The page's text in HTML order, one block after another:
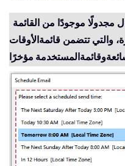
مجدولًا موجودًا من القائمة
والتي تتضمن قائمةالأوقات
وقائمةالمستخدمة مؤخرًا